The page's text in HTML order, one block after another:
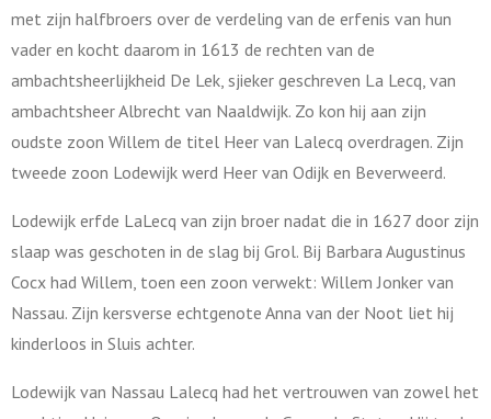
met zijn halfbroers over de verdeling van de erfenis van hun
vader en kocht daarom in 1613 de rechten van de
ambachtsheerlijkheid De Lek, sjieker geschreven La Lecq, van
ambachtsheer Albrecht van Naaldwijk. Zo kon hij aan zijn
oudste zoon Willem de titel Heer van Lalecq overdragen. Zijn
tweede zoon Lodewijk werd Heer van Odijk en Beverweerd.
Lodewijk erfde LaLecq van zijn broer nadat die in 1627 door zijn
slaap was geschoten in de slag bij Grol. Bij Barbara Augustinus
Cocx had Willem, toen een zoon verwekt: Willem Jonker van
Nassau. Zijn kersverse echtgenote Anna van der Noot liet hij
kinderloos in Sluis achter.
Lodewijk van Nassau Lalecq had het vertrouwen van zowel het